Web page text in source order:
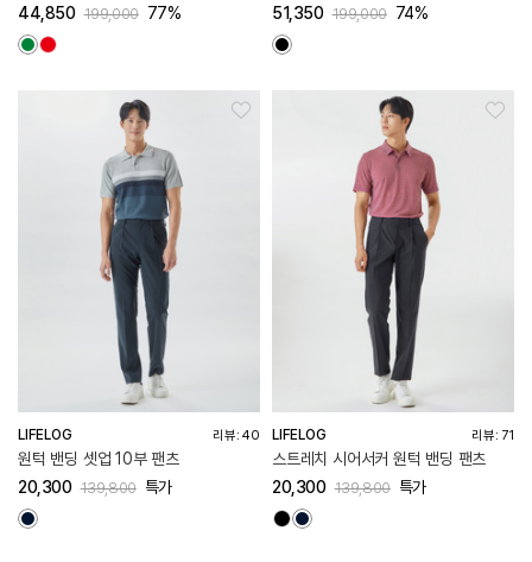
199,000
44,850 77% 199,000
51,350 74%
LIFELOG 리뷰: 40
원턱 밴딩 셋업 10부 팬츠
139,800
20,300 특가
LIFELOG 리뷰: 71
스트레치 시어서커 원턱 밴딩 팬츠
139,800
20,300 특가